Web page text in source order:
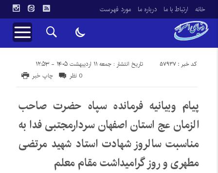
خانه ارتباط با ما درباره ما مورد فهرست
تاریخ انتشار : جمعه ۱۱ اردیبهشت ۱۴۰۵ - ۱۲:۵۳ کد خبر : 57937
چاپ خبر 0 نظر
پیام وبیانیه فرمانده سپاه حضرت صاحب
الزمان عج استان اصفهان سردارمجتبی فدا به
مناسبت سالروز شهادت استاد شهید مرتضی
مطهری و روز گرامیداشت مقام معلم